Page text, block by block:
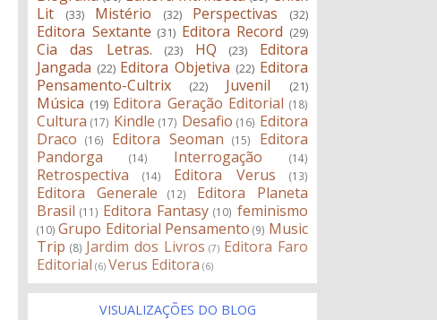
Lit
(33) Mistério (32) Perspectivas (32)
Editora Sextante (31) Editora Record (29)
Cia das Letras. (23) HQ (23)
Editora
Jangada (22) Editora Objetiva (22) Editora
Pensamento-Cultrix
(22) Juvenil (21)
Música (19) Editora Geração Editorial (18)
Cultura (17) Kindle (17) Desafio (16) Editora
Draco
(16) Editora Seoman (15)
Editora
Pandorga
(14) Interrogação (14)
Retrospectiva (14) Editora Verus (13)
Editora Generale (12)
Editora Planeta
Brasil (11) Editora Fantasy (10) feminismo
(10) Grupo Editorial Pensamento (9) Music
Trip (8) Jardim dos Livros (7) Editora Faro
Editorial (6) Verus Editora (6)
VISUALIZAÇÕES DO BLOG